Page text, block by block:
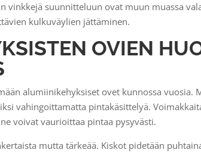
vinkkejä suunnitteluun ovat muun muassa
kulkuväylien jättäminen.
OVIEN
alumiinikehyksiset ovet kunnossa vuosia.
vahingoittamatta pintakäsittelyä.
voivat vaurioittaa pintaa pysyvästi.
mutta tärkeää. Kiskot pidetään